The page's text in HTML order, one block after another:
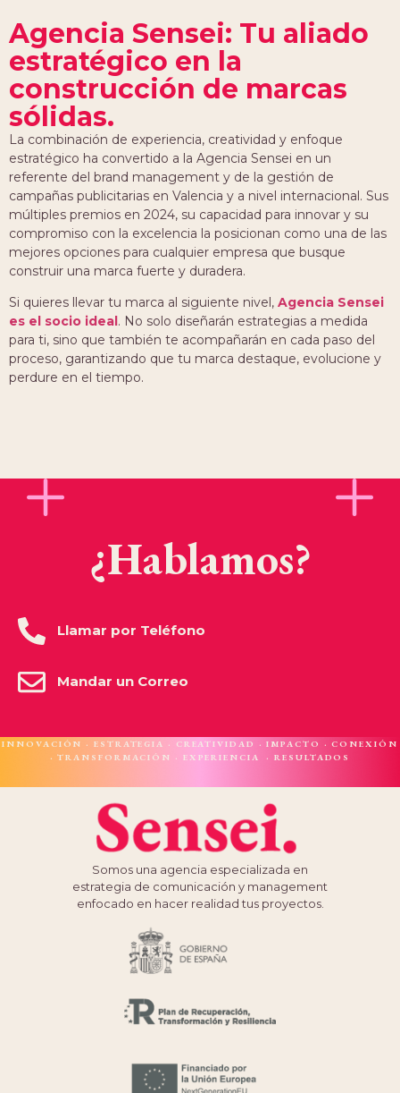
Agencia Sensei: Tu aliado
estratégico en la
construcción de marcas
sólidas.
La combinación de experiencia, creatividad y enfoque
estratégico ha convertido a la Agencia Sensei en un
referente del brand management y de la gestión de
campañas publicitarias en Valencia y a nivel internacional. Sus
múltiples premios en 2024, su capacidad para innovar y su
compromiso con la excelencia la posicionan como una de las
mejores opciones para cualquier empresa que busque
construir una marca fuerte y duradera.
Si quieres llevar tu marca al siguiente nivel, Agencia Sensei
es el socio ideal. No solo diseñarán estrategias a medida
para ti, sino que también te acompañarán en cada paso del
proceso, garantizando que tu marca destaque, evolucione y
perdure en el tiempo.
¿Hablamos?
Llamar por Teléfono
Mandar un Correo
INNOVACIÓN · ESTRATEGIA · CREATIVIDAD · IMPACTO · CONEXIÓN
· TRANSFORMACIÓN · EXPERIENCIA · RESULTADOS
Somos una agencia especializada en
estrategia de comunicación y management
enfocado en hacer realidad tus proyectos.